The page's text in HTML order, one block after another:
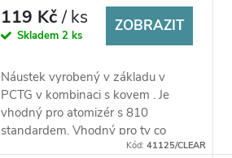
119 Kč/ ks
Skladem2 ks
ZOBRAZIT
Náustek vyrobený v základu v
PCTG v kombinaci s kovem . Je
vhodný pro atomizér s 810
standardem. Vhodný pro ty co
chtějí z 810 průměru pro náustek
Kód: 41125/CLEAR